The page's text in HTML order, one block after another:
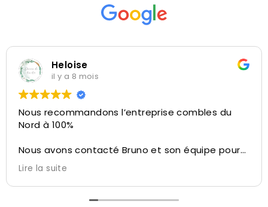
Heloise
il y a 8 mois
Nous recommandons l’entreprise combles du
Nord à 100%
Nous avons contacté Bruno et son équipe pour
la réalisation de l’aménagement de nos
combles.
Bruno a su nous conseiller et nous diriger sur ce
qu’il été possible de faire avec l’espace dédié,
Lire la suite